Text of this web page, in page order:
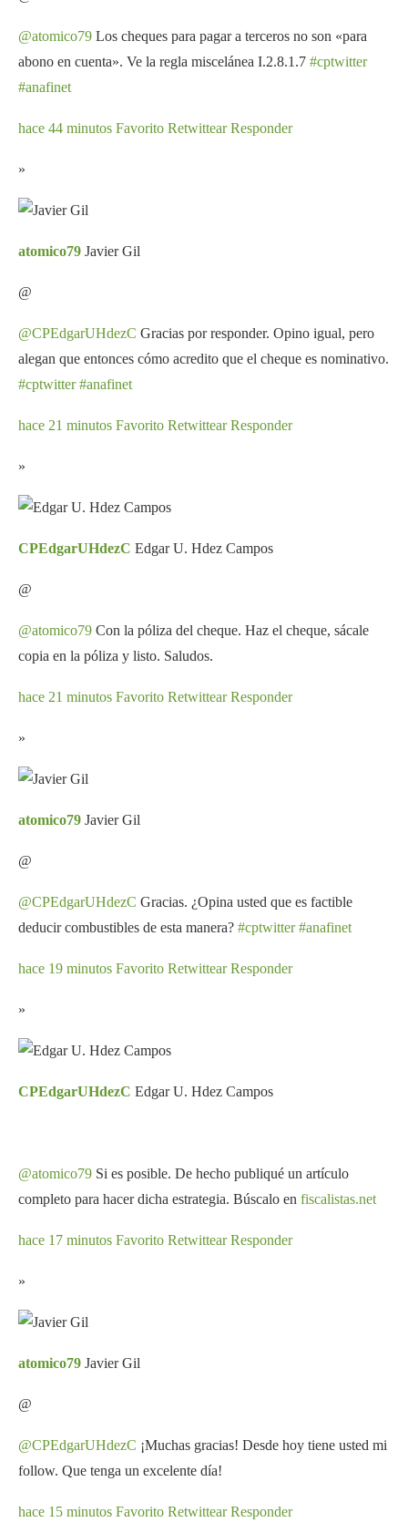
@atomico79 Los cheques para pagar a terceros no son «para
abono en cuenta». Ve la regla miscelánea I.2.8.1.7 #cptwitter
#anafinet
hace 44 minutos Favorito Retwittear Responder
»
atomico79 Javier Gil
@
@CPEdgarUHdezC Gracias por responder. Opino igual, pero
alegan que entonces cómo acredito que el cheque es nominativo.
#cptwitter #anafinet
hace 21 minutos Favorito Retwittear Responder
»
CPEdgarUHdezC Edgar U. Hdez Campos
@
@atomico79 Con la póliza del cheque. Haz el cheque, sácale
copia en la póliza y listo. Saludos.
hace 21 minutos Favorito Retwittear Responder
»
atomico79 Javier Gil
@
@CPEdgarUHdezC Gracias. ¿Opina usted que es factible
deducir combustibles de esta manera? #cptwitter #anafinet
hace 19 minutos Favorito Retwittear Responder
»
CPEdgarUHdezC Edgar U. Hdez Campos
@atomico79 Si es posible. De hecho publiqué un artículo
completo para hacer dicha estrategia. Búscalo en fiscalistas.net
hace 17 minutos Favorito Retwittear Responder
»
atomico79 Javier Gil
@
@CPEdgarUHdezC ¡Muchas gracias! Desde hoy tiene usted mi
follow. Que tenga un excelente día!
hace 15 minutos Favorito Retwittear Responder